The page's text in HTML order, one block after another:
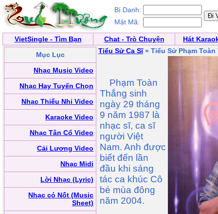
Bí Danh:
Mật Mã:
VietSingle - Tìm Bạn Chat - Trò Chuyện
Hát
Mục Lục
Nhạc Music Video
Nhạc Hay Tuyển Chọn
Nhạc Thiếu Nhi Video
Karaoke Video
Nhạc Tân Cổ Video
Cải Lương Video
Nhạc Midi
Lời Nhạc (Lyric)
Nhạc có Nốt (Music
Sheet)
Tiểu Sử Ca Sĩ» Tiểu Sử Phạm Toàn
Phạm Toàn
Thắng sinh
ngày 29 tháng
9 năm 1987 là
nhạc sĩ, ca sĩ
người Việt
Nam. Anh được
biết đến lần
đầu khi sáng
tác ca khúc Cô
bé mùa đông
năm 2004.